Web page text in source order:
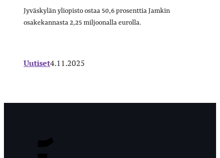
Jyväskylän yliopisto ostaa 50,6 prosenttia Jamkin
osakekannasta 2,25 miljoonalla eurolla.
Uutiset4.11.2025